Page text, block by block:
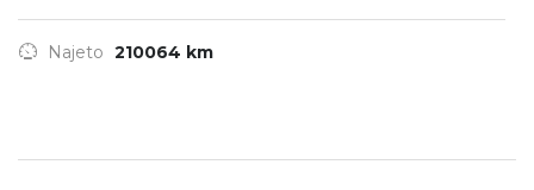
Najeto 210064 km